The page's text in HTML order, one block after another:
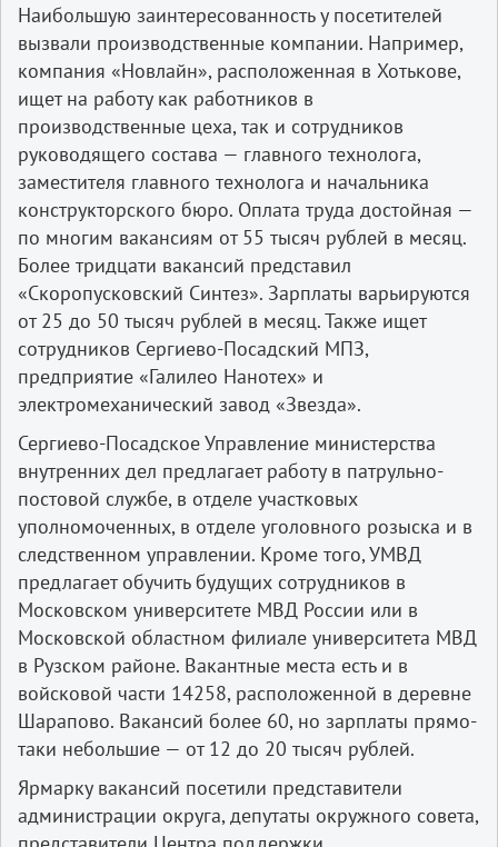
Наибольшую заинтересованность у посетителей
вызвали производственные компании. Например,
компания «Новлайн», расположенная в Хотькове,
ищет на работу как работников в
производственные цеха, так и сотрудников
руководящего состава — главного технолога,
заместителя главного технолога и начальника
конструкторского бюро. Оплата труда достойная —
по многим вакансиям от 55 тысяч рублей в месяц.
Более тридцати вакансий представил
«Скоропусковский Синтез». Зарплаты варьируются
от 25 до 50 тысяч рублей в месяц. Также ищет
сотрудников Сергиево-Посадский МПЗ,
предприятие «Галилео Нанотех» и
электромеханический завод «Звезда».
Сергиево-Посадское Управление министерства
внутренних дел предлагает работу в патрульно-
постовой службе, в отделе участковых
уполномоченных, в отделе уголовного розыска и в
следственном управлении. Кроме того, УМВД
предлагает обучить будущих сотрудников в
Московском университете МВД России или в
Московской областном филиале университета МВД
в Рузском районе. Вакантные места есть и в
войсковой части 14258, расположенной в деревне
Шарапово. Вакансий более 60, но зарплаты прямо-
таки небольшие — от 12 до 20 тысяч рублей.
Ярмарку вакансий посетили представители
администрации округа, депутаты окружного совета,